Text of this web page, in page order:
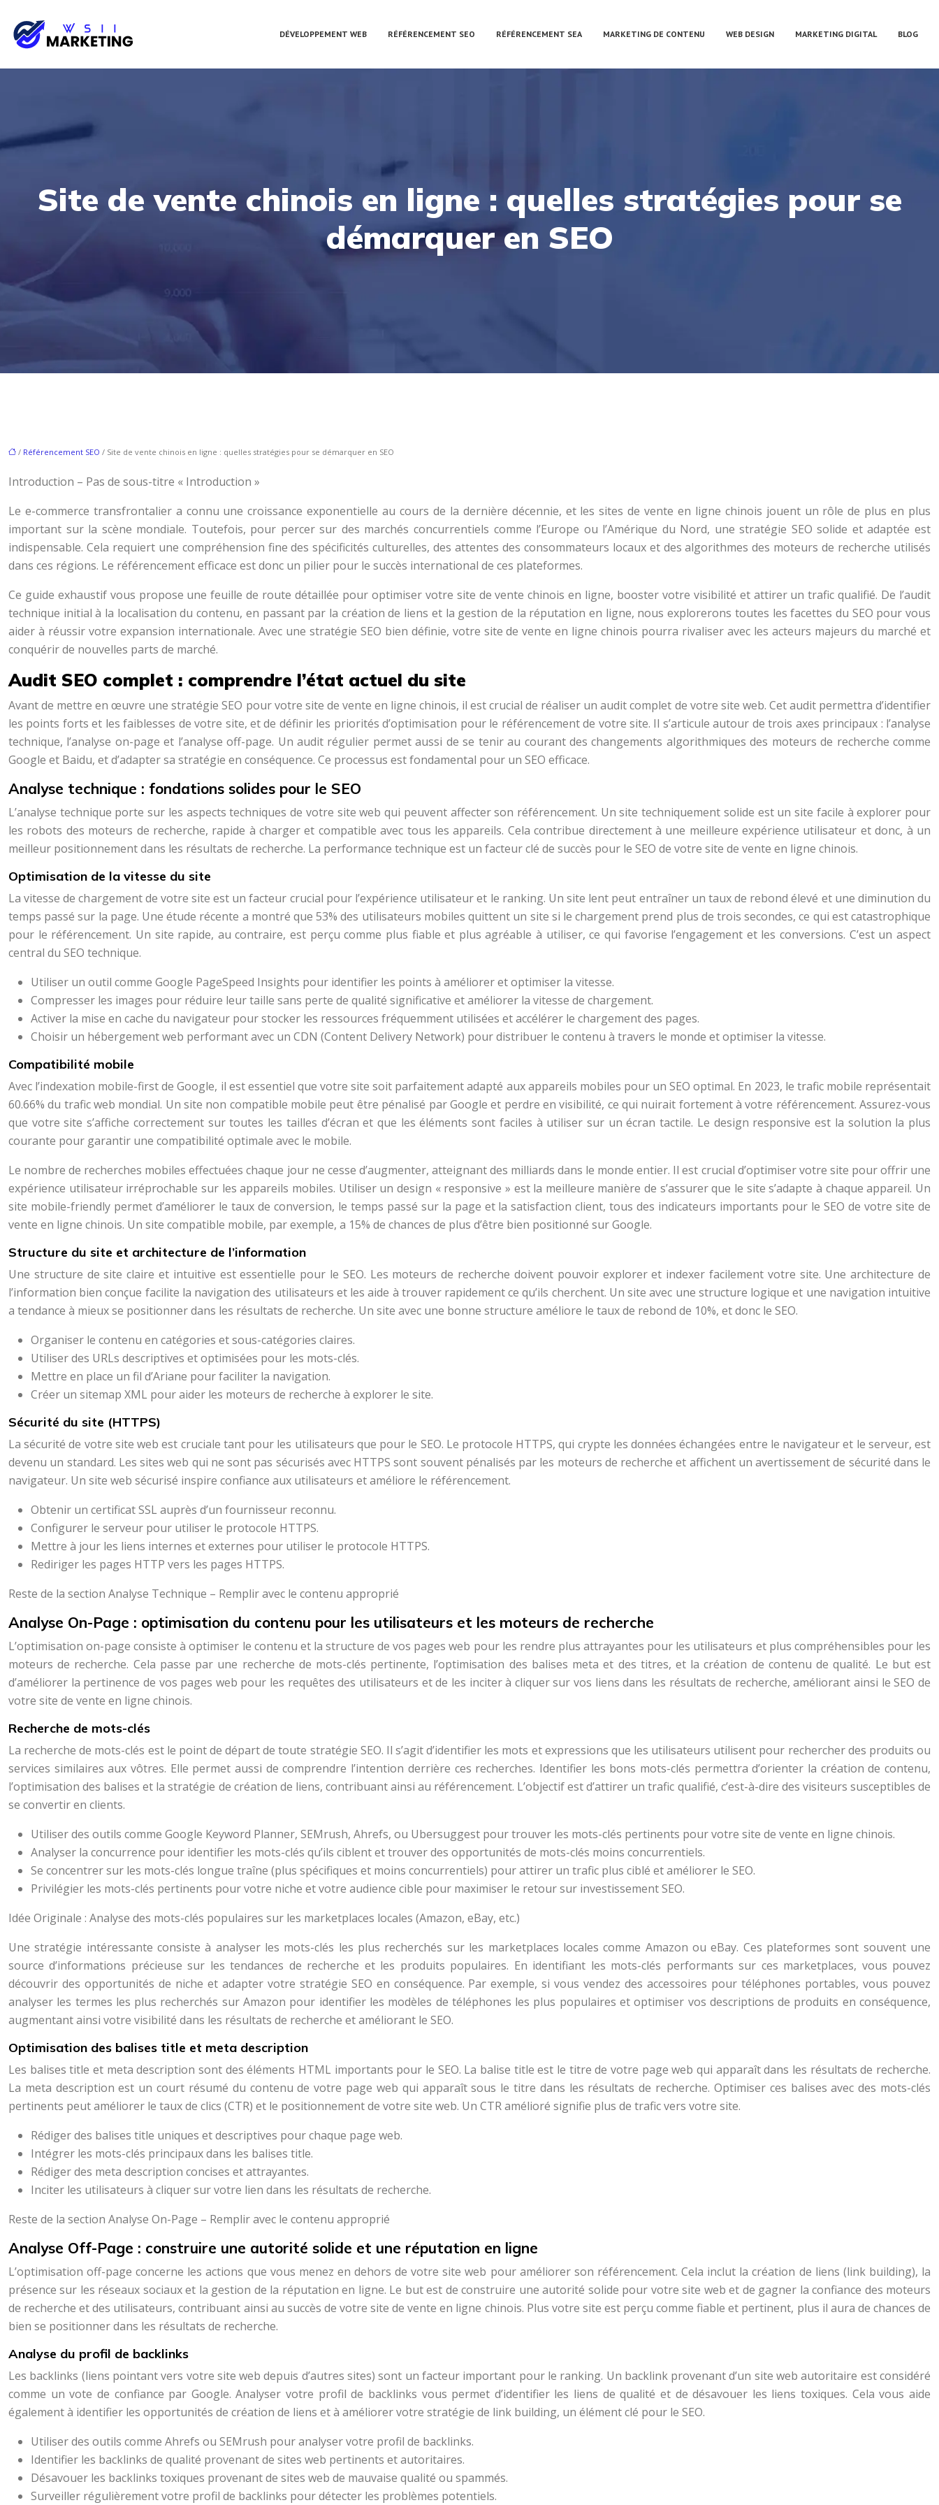
DÉVELOPPEMENT WEB RÉFÉRENCEMENT SEO RÉFÉRENCEMENT SEA MARKETING DE CONTENU WEB DESIGN MARKETING DIGITAL BLOG
Site de vente chinois en ligne : quelles stratégies pour se
démarquer en SEO
/ Référencement SEO / Site de vente chinois en ligne : quelles stratégies pour se démarquer en SEO
Introduction – Pas de sous-titre « Introduction »
Le e-commerce transfrontalier a connu une croissance exponentielle au cours de la dernière décennie, et les sites de vente en ligne chinois jouent un rôle de plus en plus
important sur la scène mondiale. Toutefois, pour percer sur des marchés concurrentiels comme l’Europe ou l’Amérique du Nord, une stratégie SEO solide et adaptée est
indispensable. Cela requiert une compréhension fine des spécificités culturelles, des attentes des consommateurs locaux et des algorithmes des moteurs de recherche utilisés
dans ces régions. Le référencement efficace est donc un pilier pour le succès international de ces plateformes.
Ce guide exhaustif vous propose une feuille de route détaillée pour optimiser votre site de vente chinois en ligne, booster votre visibilité et attirer un trafic qualifié. De l’audit
technique initial à la localisation du contenu, en passant par la création de liens et la gestion de la réputation en ligne, nous explorerons toutes les facettes du SEO pour vous
aider à réussir votre expansion internationale. Avec une stratégie SEO bien définie, votre site de vente en ligne chinois pourra rivaliser avec les acteurs majeurs du marché et
conquérir de nouvelles parts de marché.
Audit SEO complet : comprendre l’état actuel du site
Avant de mettre en œuvre une stratégie SEO pour votre site de vente en ligne chinois, il est crucial de réaliser un audit complet de votre site web. Cet audit permettra d’identifier
les points forts et les faiblesses de votre site, et de définir les priorités d’optimisation pour le référencement de votre site. Il s’articule autour de trois axes principaux : l’analyse
technique, l’analyse on-page et l’analyse off-page. Un audit régulier permet aussi de se tenir au courant des changements algorithmiques des moteurs de recherche comme
Google et Baidu, et d’adapter sa stratégie en conséquence. Ce processus est fondamental pour un SEO efficace.
Analyse technique : fondations solides pour le SEO
L’analyse technique porte sur les aspects techniques de votre site web qui peuvent affecter son référencement. Un site techniquement solide est un site facile à explorer pour
les robots des moteurs de recherche, rapide à charger et compatible avec tous les appareils. Cela contribue directement à une meilleure expérience utilisateur et donc, à un
meilleur positionnement dans les résultats de recherche. La performance technique est un facteur clé de succès pour le SEO de votre site de vente en ligne chinois.
Optimisation de la vitesse du site
La vitesse de chargement de votre site est un facteur crucial pour l’expérience utilisateur et le ranking. Un site lent peut entraîner un taux de rebond élevé et une diminution du
temps passé sur la page. Une étude récente a montré que 53% des utilisateurs mobiles quittent un site si le chargement prend plus de trois secondes, ce qui est catastrophique
pour le référencement. Un site rapide, au contraire, est perçu comme plus fiable et plus agréable à utiliser, ce qui favorise l’engagement et les conversions. C’est un aspect
central du SEO technique.
Utiliser un outil comme Google PageSpeed Insights pour identifier les points à améliorer et optimiser la vitesse.
Compresser les images pour réduire leur taille sans perte de qualité significative et améliorer la vitesse de chargement.
Activer la mise en cache du navigateur pour stocker les ressources fréquemment utilisées et accélérer le chargement des pages.
Choisir un hébergement web performant avec un CDN (Content Delivery Network) pour distribuer le contenu à travers le monde et optimiser la vitesse.
Compatibilité mobile
Avec l’indexation mobile-first de Google, il est essentiel que votre site soit parfaitement adapté aux appareils mobiles pour un SEO optimal. En 2023, le trafic mobile représentait
60.66% du trafic web mondial. Un site non compatible mobile peut être pénalisé par Google et perdre en visibilité, ce qui nuirait fortement à votre référencement. Assurez-vous
que votre site s’affiche correctement sur toutes les tailles d’écran et que les éléments sont faciles à utiliser sur un écran tactile. Le design responsive est la solution la plus
courante pour garantir une compatibilité optimale avec le mobile.
Le nombre de recherches mobiles effectuées chaque jour ne cesse d’augmenter, atteignant des milliards dans le monde entier. Il est crucial d’optimiser votre site pour offrir une
expérience utilisateur irréprochable sur les appareils mobiles. Utiliser un design « responsive » est la meilleure manière de s’assurer que le site s’adapte à chaque appareil. Un
site mobile-friendly permet d’améliorer le taux de conversion, le temps passé sur la page et la satisfaction client, tous des indicateurs importants pour le SEO de votre site de
vente en ligne chinois. Un site compatible mobile, par exemple, a 15% de chances de plus d’être bien positionné sur Google.
Structure du site et architecture de l’information
Une structure de site claire et intuitive est essentielle pour le SEO. Les moteurs de recherche doivent pouvoir explorer et indexer facilement votre site. Une architecture de
l’information bien conçue facilite la navigation des utilisateurs et les aide à trouver rapidement ce qu’ils cherchent. Un site avec une structure logique et une navigation intuitive
a tendance à mieux se positionner dans les résultats de recherche. Un site avec une bonne structure améliore le taux de rebond de 10%, et donc le SEO.
Organiser le contenu en catégories et sous-catégories claires.
Utiliser des URLs descriptives et optimisées pour les mots-clés.
Mettre en place un fil d’Ariane pour faciliter la navigation.
Créer un sitemap XML pour aider les moteurs de recherche à explorer le site.
Sécurité du site (HTTPS)
La sécurité de votre site web est cruciale tant pour les utilisateurs que pour le SEO. Le protocole HTTPS, qui crypte les données échangées entre le navigateur et le serveur, est
devenu un standard. Les sites web qui ne sont pas sécurisés avec HTTPS sont souvent pénalisés par les moteurs de recherche et affichent un avertissement de sécurité dans le
navigateur. Un site web sécurisé inspire confiance aux utilisateurs et améliore le référencement.
Obtenir un certificat SSL auprès d’un fournisseur reconnu.
Configurer le serveur pour utiliser le protocole HTTPS.
Mettre à jour les liens internes et externes pour utiliser le protocole HTTPS.
Rediriger les pages HTTP vers les pages HTTPS.
Reste de la section Analyse Technique – Remplir avec le contenu approprié
Analyse On-Page : optimisation du contenu pour les utilisateurs et les moteurs de recherche
L’optimisation on-page consiste à optimiser le contenu et la structure de vos pages web pour les rendre plus attrayantes pour les utilisateurs et plus compréhensibles pour les
moteurs de recherche. Cela passe par une recherche de mots-clés pertinente, l’optimisation des balises meta et des titres, et la création de contenu de qualité. Le but est
d’améliorer la pertinence de vos pages web pour les requêtes des utilisateurs et de les inciter à cliquer sur vos liens dans les résultats de recherche, améliorant ainsi le SEO de
votre site de vente en ligne chinois.
Recherche de mots-clés
La recherche de mots-clés est le point de départ de toute stratégie SEO. Il s’agit d’identifier les mots et expressions que les utilisateurs utilisent pour rechercher des produits ou
services similaires aux vôtres. Elle permet aussi de comprendre l’intention derrière ces recherches. Identifier les bons mots-clés permettra d’orienter la création de contenu,
l’optimisation des balises et la stratégie de création de liens, contribuant ainsi au référencement. L’objectif est d’attirer un trafic qualifié, c’est-à-dire des visiteurs susceptibles de
se convertir en clients.
Utiliser des outils comme Google Keyword Planner, SEMrush, Ahrefs, ou Ubersuggest pour trouver les mots-clés pertinents pour votre site de vente en ligne chinois.
Analyser la concurrence pour identifier les mots-clés qu’ils ciblent et trouver des opportunités de mots-clés moins concurrentiels.
Se concentrer sur les mots-clés longue traîne (plus spécifiques et moins concurrentiels) pour attirer un trafic plus ciblé et améliorer le SEO.
Privilégier les mots-clés pertinents pour votre niche et votre audience cible pour maximiser le retour sur investissement SEO.
Idée Originale : Analyse des mots-clés populaires sur les marketplaces locales (Amazon, eBay, etc.)
Une stratégie intéressante consiste à analyser les mots-clés les plus recherchés sur les marketplaces locales comme Amazon ou eBay. Ces plateformes sont souvent une
source d’informations précieuse sur les tendances de recherche et les produits populaires. En identifiant les mots-clés performants sur ces marketplaces, vous pouvez
découvrir des opportunités de niche et adapter votre stratégie SEO en conséquence. Par exemple, si vous vendez des accessoires pour téléphones portables, vous pouvez
analyser les termes les plus recherchés sur Amazon pour identifier les modèles de téléphones les plus populaires et optimiser vos descriptions de produits en conséquence,
augmentant ainsi votre visibilité dans les résultats de recherche et améliorant le SEO.
Optimisation des balises title et meta description
Les balises title et meta description sont des éléments HTML importants pour le SEO. La balise title est le titre de votre page web qui apparaît dans les résultats de recherche.
La meta description est un court résumé du contenu de votre page web qui apparaît sous le titre dans les résultats de recherche. Optimiser ces balises avec des mots-clés
pertinents peut améliorer le taux de clics (CTR) et le positionnement de votre site web. Un CTR amélioré signifie plus de trafic vers votre site.
Rédiger des balises title uniques et descriptives pour chaque page web.
Intégrer les mots-clés principaux dans les balises title.
Rédiger des meta description concises et attrayantes.
Inciter les utilisateurs à cliquer sur votre lien dans les résultats de recherche.
Reste de la section Analyse On-Page – Remplir avec le contenu approprié
Analyse Off-Page : construire une autorité solide et une réputation en ligne
L’optimisation off-page concerne les actions que vous menez en dehors de votre site web pour améliorer son référencement. Cela inclut la création de liens (link building), la
présence sur les réseaux sociaux et la gestion de la réputation en ligne. Le but est de construire une autorité solide pour votre site web et de gagner la confiance des moteurs
de recherche et des utilisateurs, contribuant ainsi au succès de votre site de vente en ligne chinois. Plus votre site est perçu comme fiable et pertinent, plus il aura de chances de
bien se positionner dans les résultats de recherche.
Analyse du profil de backlinks
Les backlinks (liens pointant vers votre site web depuis d’autres sites) sont un facteur important pour le ranking. Un backlink provenant d’un site web autoritaire est considéré
comme un vote de confiance par Google. Analyser votre profil de backlinks vous permet d’identifier les liens de qualité et de désavouer les liens toxiques. Cela vous aide
également à identifier les opportunités de création de liens et à améliorer votre stratégie de link building, un élément clé pour le SEO.
Utiliser des outils comme Ahrefs ou SEMrush pour analyser votre profil de backlinks.
Identifier les backlinks de qualité provenant de sites web pertinents et autoritaires.
Désavouer les backlinks toxiques provenant de sites web de mauvaise qualité ou spammés.
Surveiller régulièrement votre profil de backlinks pour détecter les problèmes potentiels.